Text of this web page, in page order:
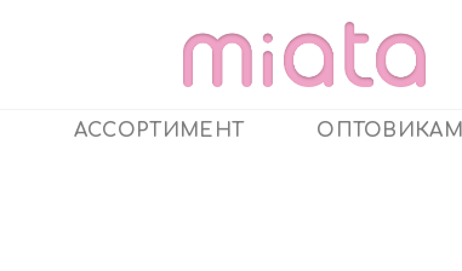
АССОРТИМЕНТ ОПТОВИКАМ